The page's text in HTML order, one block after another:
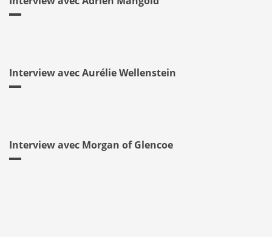
Interview avec Aurélie Wellenstein
Interview avec Morgan of Glencoe